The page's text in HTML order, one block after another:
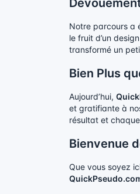
Notre parcours a
le fruit d’un
transformé un
Bien Plus
Aujourd’hui,
et gratifiante à
résultat et
Bienvenue
Que vous soyez